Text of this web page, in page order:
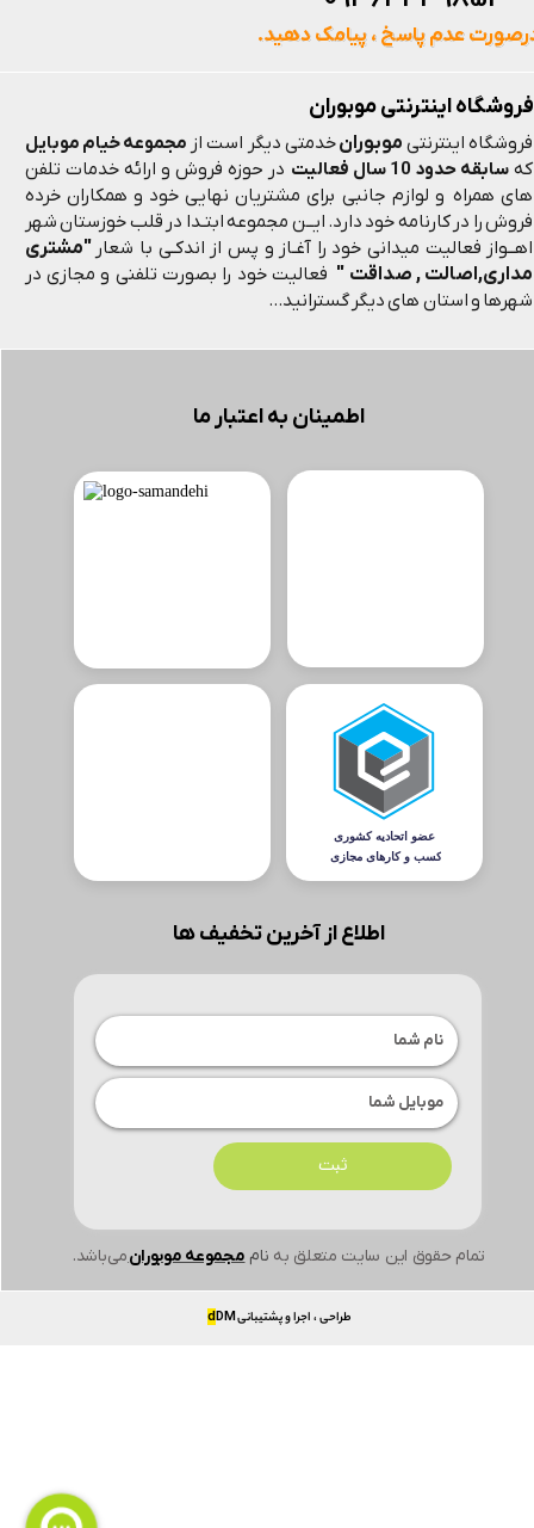
فروشگاه اینترنتی موبوران
فروشگاه اینترنتی موبورانخدمتی دیگر است از مجموعه خیام موبایل
که سابقه حدود 10 سال فعالیت
در حوزه فروش و ارائه خدمات تلفن
های همراه و لوازم جانبی برای مشتریان نهایی خود و همکاران خرده
فروش را در کارنامه خود دارد. ایــن مجموعه ابتـدا در قلب خوزستان شهر
اهــواز فعالیت میدانی خود را آغـاز و پس از اندکـی با شعار "مشتری
مداری,اصالت , صداقت " فعالیت خود را بصورت تلفنی و مجازی در
شهرها و استان های دیگر گسترانید...
تمام حقوق این سایت متعلق به ناممجموعه موبورانمی‌باشد.
اطمینان به اعتبار ما
اطلاع از آخرین تخفیف ها
ثبت
عدم پاسخ ، پیامک دهید.
طراحی ، اجرا و پشتیبانی dDM